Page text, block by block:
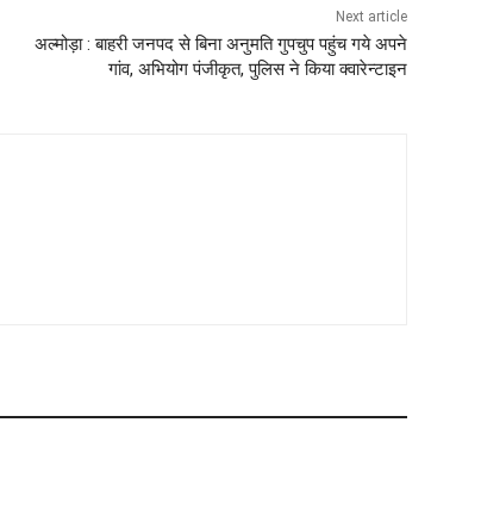
Next article
अल्मोड़ा : बाहरी जनपद से बिना अनुमति गुपचुप पहुंच गये अपने
गांव, अभियोग पंजीकृत, पुलिस ने किया क्वारेन्टाइन